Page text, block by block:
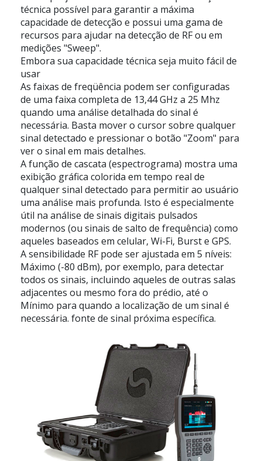
técnica possível para garantir a máxima
capacidade de detecção e possui uma gama de
recursos para ajudar na detecção de RF ou em
medições "Sweep".
Embora sua capacidade técnica seja muito fácil de
usar
As faixas de freqüência podem ser configuradas
de uma faixa completa de 13,44 GHz a 25 Mhz
quando uma análise detalhada do sinal é
necessária. Basta mover o cursor sobre qualquer
sinal detectado e pressionar o botão "Zoom" para
ver o sinal em mais detalhes.
A função de cascata (espectrograma) mostra uma
exibição gráfica colorida em tempo real de
qualquer sinal detectado para permitir ao usuário
uma análise mais profunda. Isto é especialmente
útil na análise de sinais digitais pulsados
modernos (ou sinais de salto de frequência) como
aqueles baseados em celular, Wi-Fi, Burst e GPS.
A sensibilidade RF pode ser ajustada em 5 níveis:
Máximo (-80 dBm), por exemplo, para detectar
todos os sinais, incluindo aqueles de outras salas
adjacentes ou mesmo fora do prédio, até o
Mínimo para quando a localização de um sinal é
necessária. fonte de sinal próxima específica.